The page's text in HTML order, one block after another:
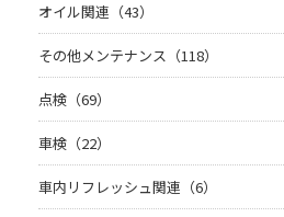
オイル関連（43）
その他メンテナンス（118）
点検（69）
車検（22）
車内リフレッシュ関連（6）